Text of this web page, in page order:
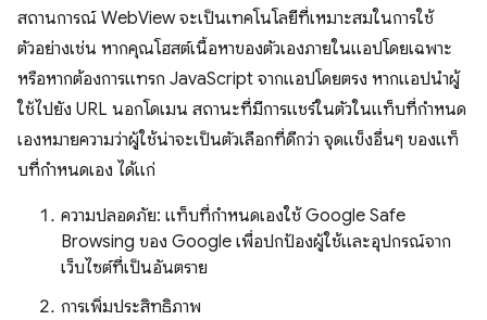
สถานการณ์ WebView จะเป็นเทคโนโลยีที่เหมาะสมในการใช้
ตัวอย่างเช่น หากคุณโฮสต์เนื้อหาของตัวเองภายในแอปโดยเฉพาะ
หรือหากต้องการแทรก JavaScript จากแอปโดยตรง หากแอปนำผู้
ใช้ไปยัง URL นอกโดเมน สถานะที่มีการแชร์ในตัวในแท็บที่กำหนด
เองหมายความว่าผู้ใช้น่าจะเป็นตัวเลือกที่ดีกว่า จุดแข็งอื่นๆ ของแท็
บที่กำหนดเอง ได้แก่
ความปลอดภัย: แท็บที่กำหนดเองใช้ Google Safe
Browsing ของ Google เพื่อปกป้องผู้ใช้และอุปกรณ์จาก
เว็บไซต์ที่เป็นอันตราย
การเพิ่มประสิทธิภาพ